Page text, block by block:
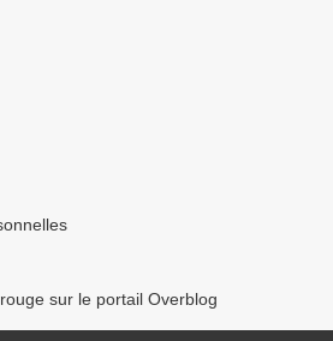
sur le portail Overblog